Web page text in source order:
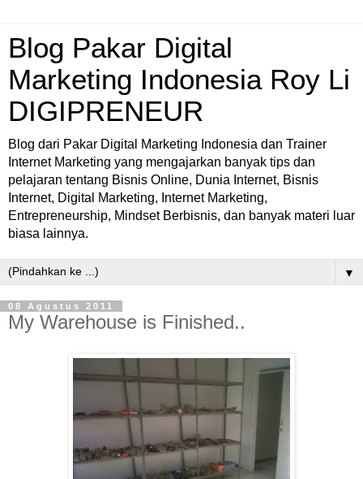
Blog Pakar Digital
Marketing Indonesia Roy Li
DIGIPRENEUR
Blog dari Pakar Digital Marketing Indonesia dan Trainer
Internet Marketing yang mengajarkan banyak tips dan
pelajaran tentang Bisnis Online, Dunia Internet, Bisnis
Internet, Digital Marketing, Internet Marketing,
Entrepreneurship, Mindset Berbisnis, dan banyak materi luar
biasa lainnya.
▼
08 Agustus 2011
My Warehouse is Finished..